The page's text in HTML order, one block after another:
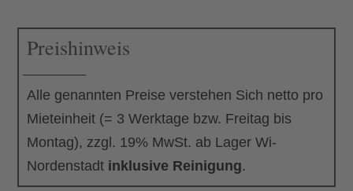
Preishinweis
Alle genannten Preise verstehen Sich netto pro
Mieteinheit (= 3 Werktage bzw. Freitag bis
Montag), zzgl. 19% MwSt. ab Lager Wi-
Nordenstadt inklusive Reinigung.